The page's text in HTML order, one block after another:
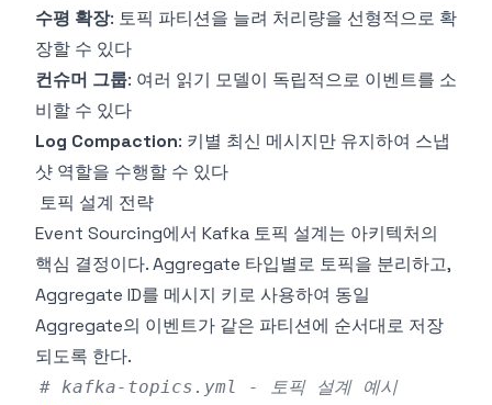
수평 확장: 토픽 파티션을 늘려 처리량을 선형적으로 확
장할 수 있다
컨슈머 그룹: 여러 읽기 모델이 독립적으로 이벤트를 소
비할 수 있다
Log Compaction: 키별 최신 메시지만 유지하여 스냅
샷 역할을 수행할 수 있다
토픽 설계 전략
Event Sourcing에서 Kafka 토픽 설계는 아키텍처의
핵심 결정이다. Aggregate 타입별로 토픽을 분리하고,
Aggregate ID를 메시지 키로 사용하여 동일
Aggregate의 이벤트가 같은 파티션에 순서대로 저장
되도록 한다.
# kafka-topics.yml - 토픽 설계 예시